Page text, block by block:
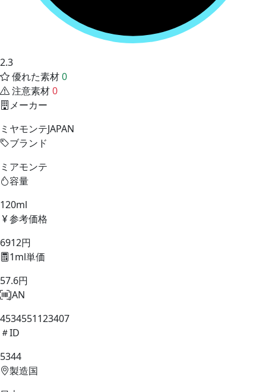
2.3
優れた素材0
注意素材0
メーカー
ミヤモンテJAPAN
ブランド
ミアモンテ
容量
120ml
参考価格
6912円
1ml単価
57.6円
JAN
4534551123407
ID
5344
製造国